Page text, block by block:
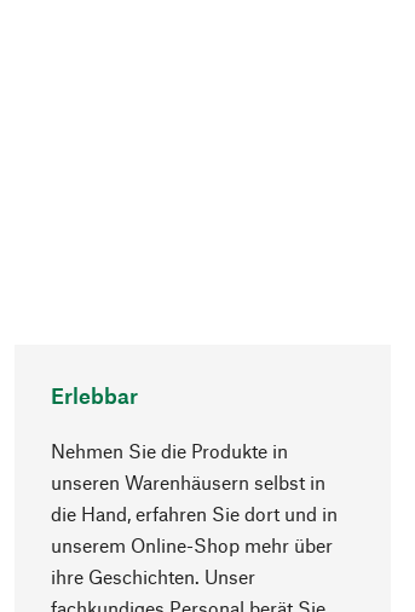
Erlebbar
Nehmen Sie die Produkte in
unseren Warenhäusern selbst in
die Hand, erfahren Sie dort und in
unserem Online-Shop mehr über
ihre Geschichten. Unser